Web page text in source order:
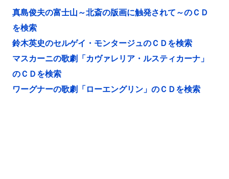
真島俊夫の富士山～北斎の版画に触発されて～のＣＤ
を検索
鈴木英史のセルゲイ・モンタージュのＣＤを検索
マスカーニの歌劇「カヴァレリア・ルスティカーナ」
のＣＤを検索
ワーグナーの歌劇「ローエングリン」のＣＤを検索